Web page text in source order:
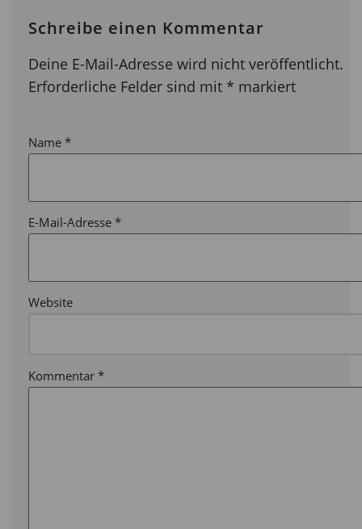
Schreibe einen Kommentar
Deine E-Mail-Adresse wird nicht veröffentlicht.
Erforderliche Felder sind mit * markiert
Name *
E-Mail-Adresse *
Website
Kommentar *